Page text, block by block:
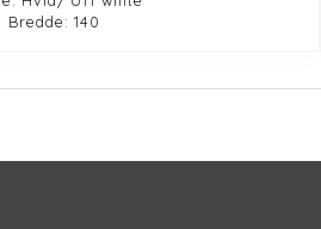
Bredde: 140